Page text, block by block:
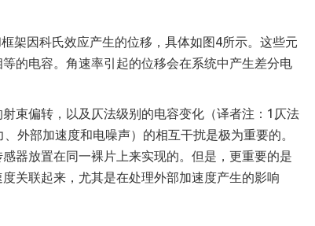
架因科氏效应产生的位移，具体如图4所示。这些元
的电容。角速率引起的位移会在系统中产生差分电
束偏转，以及 仄法级别的电容变化 （译者注：1仄法
外部加速度和电噪声）的相互干扰是极为重要的。
器放置在同一裸片上来实现的。但是，更重要的是
关联起来，尤其是在处理外部加速度产生的影响